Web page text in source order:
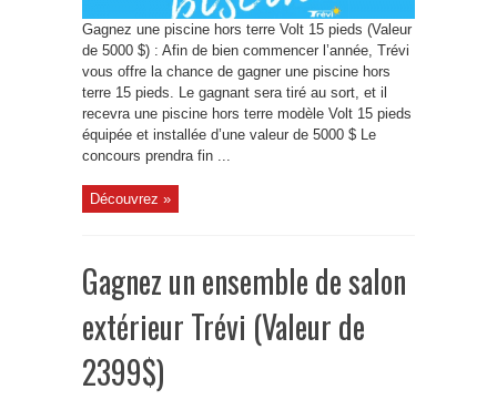
Gagnez une piscine hors terre Volt 15 pieds (Valeur
de 5000 $) : Afin de bien commencer l’année, Trévi
vous offre la chance de gagner une piscine hors
terre 15 pieds. Le gagnant sera tiré au sort, et il
recevra une piscine hors terre ​modèle Volt 15 pieds
équipée et installée d’u​ne valeur d​e 5000 $ Le
concours prendra fin ...
Découvrez »
Gagnez un ensemble de salon
extérieur Trévi (Valeur de
2399$)